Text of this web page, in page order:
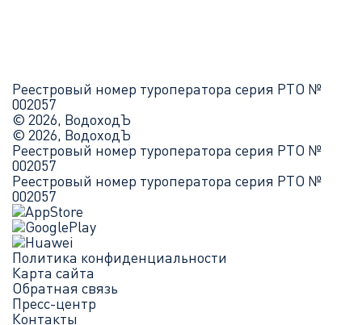
Реестровый номер туроператора серия РТО №
002057
© 2026, ВодоходЪ
© 2026, ВодоходЪ
Реестровый номер туроператора серия РТО №
002057
Реестровый номер туроператора серия РТО №
002057
Политика конфиденциальности
Карта сайта
Обратная связь
Пресс-центр
Контакты